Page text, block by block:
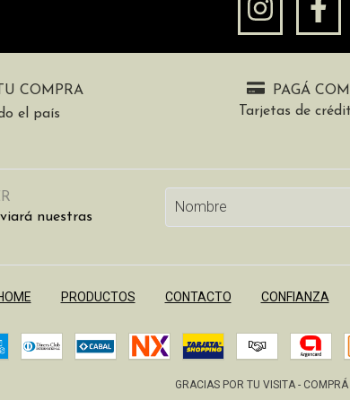
COMPRA
el país
PAGÁ
Tarjetas de
nuestras
PRODUCTOS CONTACTO CONFIANZA
GRACIAS POR TU VISITA -